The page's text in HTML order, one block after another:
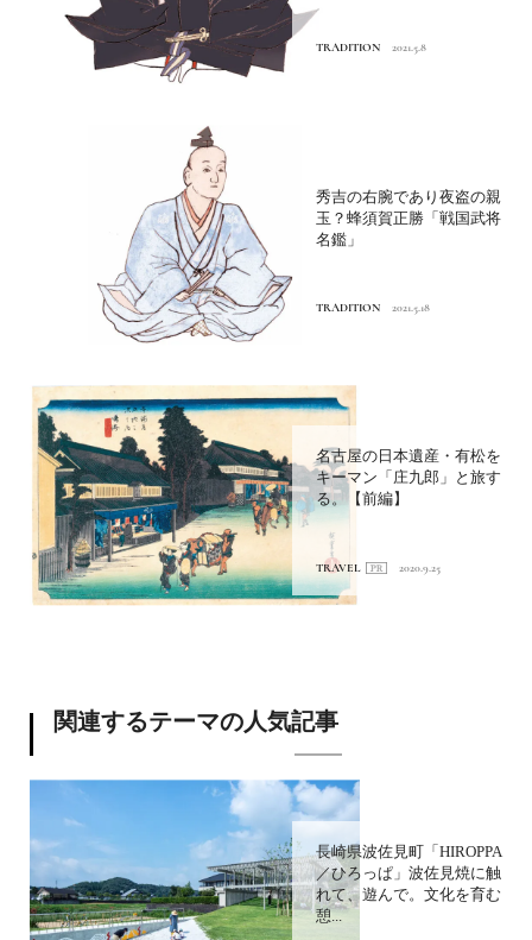
TRADITION 2021.5.8
秀吉の右腕であり夜盗の親
玉？蜂須賀正勝「戦国武将
名鑑」
TRADITION 2021.5.18
名古屋の日本遺産・有松を
キーマン「庄九郎」と旅す
る。【前編】
TRAVEL 2020.9.25
関連するテーマの人気記事
長崎県波佐見町「HIROPPA
／ひろっぱ」波佐見焼に触
れて、遊んで。文化を育む
憩...